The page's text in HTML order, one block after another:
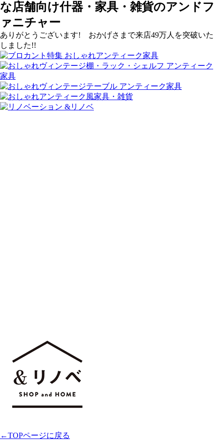
な店舗向け什器・家具・雑貨のアンドフ
ァニチャー
ありがとうございます! おかげさまで来店49万人を突破いた
しました!!
←TOPページに戻る